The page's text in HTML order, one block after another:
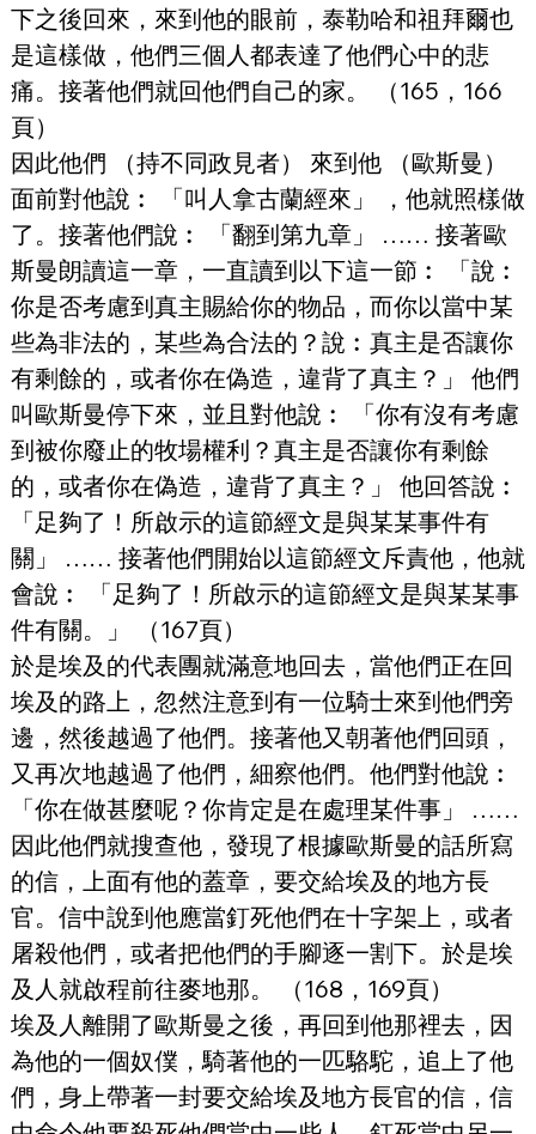
下之後回來，來到他的眼前，泰勒哈和祖拜爾也
是這樣做，他們三個人都表達了他們心中的悲
痛。接著他們就回他們自己的家。 （165，166
頁）
因此他們 （持不同政見者） 來到他 （歐斯曼）
面前對他說︰ 「叫人拿古蘭經來」 ，他就照樣做
了。接著他們說︰ 「翻到第九章」 …… 接著歐
斯曼朗讀這一章，一直讀到以下這一節︰ 「說︰
你是否考慮到真主賜給你的物品，而你以當中某
些為非法的，某些為合法的？說︰真主是否讓你
有剩餘的，或者你在偽造，違背了真主？」 他們
叫歐斯曼停下來，並且對他說︰ 「你有沒有考慮
到被你廢止的牧場權利？真主是否讓你有剩餘
的，或者你在偽造，違背了真主？」 他回答說︰
「足夠了！所啟示的這節經文是與某某事件有
關」 …… 接著他們開始以這節經文斥責他，他就
會說︰ 「足夠了！所啟示的這節經文是與某某事
件有關。」 （167頁）
於是埃及的代表團就滿意地回去，當他們正在回
埃及的路上，忽然注意到有一位騎士來到他們旁
邊，然後越過了他們。接著他又朝著他們回頭，
又再次地越過了他們，細察他們。他們對他說︰
「你在做甚麼呢？你肯定是在處理某件事」 ……
因此他們就搜查他，發現了根據歐斯曼的話所寫
的信，上面有他的蓋章，要交給埃及的地方長
官。信中說到他應當釘死他們在十字架上，或者
屠殺他們，或者把他們的手腳逐一割下。於是埃
及人就啟程前往麥地那。 （168，169頁）
埃及人離開了歐斯曼之後，再回到他那裡去，因
為他的一個奴僕，騎著他的一匹駱駝，追上了他
們，身上帶著一封要交給埃及地方長官的信，信